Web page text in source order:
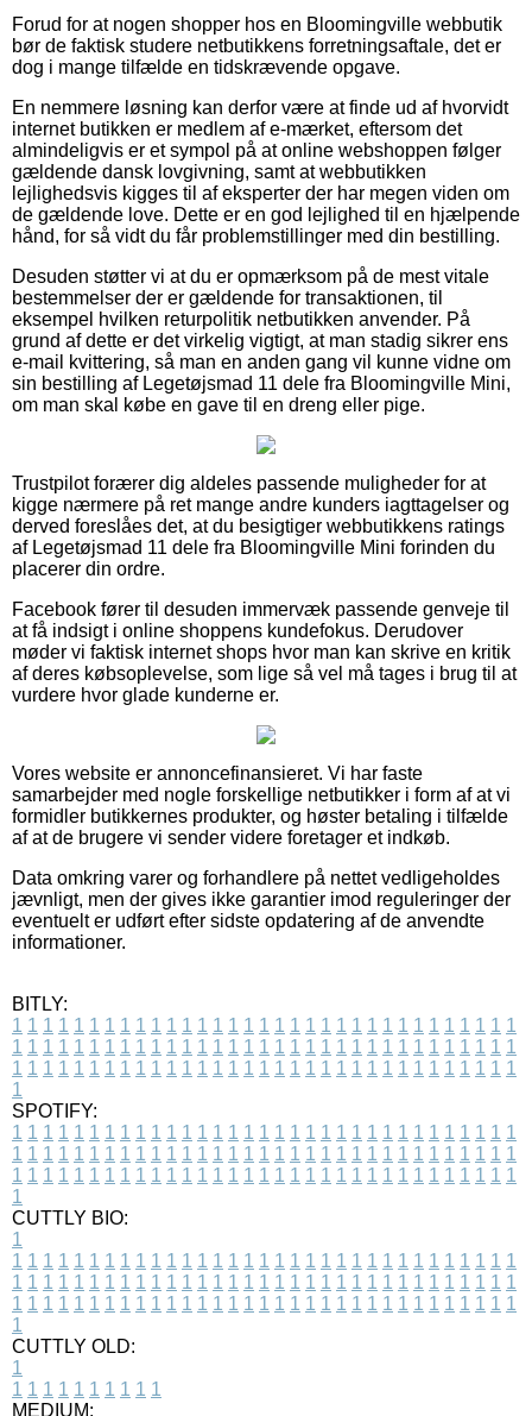
Forud for at nogen shopper hos en Bloomingville webbutik
bør de faktisk studere netbutikkens forretningsaftale, det er
dog i mange tilfælde en tidskrævende opgave.
En nemmere løsning kan derfor være at finde ud af hvorvidt
internet butikken er medlem af e-mærket, eftersom det
almindeligvis er et sympol på at online webshoppen følger
gældende dansk lovgivning, samt at webbutikken
lejlighedsvis kigges til af eksperter der har megen viden om
de gældende love. Dette er en god lejlighed til en hjælpende
hånd, for så vidt du får problemstillinger med din bestilling.
Desuden støtter vi at du er opmærksom på de mest vitale
bestemmelser der er gældende for transaktionen, til
eksempel hvilken returpolitik netbutikken anvender. På
grund af dette er det virkelig vigtigt, at man stadig sikrer ens
e-mail kvittering, så man en anden gang vil kunne vidne om
sin bestilling af Legetøjsmad 11 dele fra Bloomingville Mini,
om man skal købe en gave til en dreng eller pige.
Trustpilot forærer dig aldeles passende muligheder for at
kigge nærmere på ret mange andre kunders iagttagelser og
derved foreslåes det, at du besigtiger webbutikkens ratings
af Legetøjsmad 11 dele fra Bloomingville Mini forinden du
placerer din ordre.
Facebook fører til desuden immervæk passende genveje til
at få indsigt i online shoppens kundefokus. Derudover
møder vi faktisk internet shops hvor man kan skrive en kritik
af deres købsoplevelse, som lige så vel må tages i brug til at
vurdere hvor glade kunderne er.
Vores website er annoncefinansieret. Vi har faste
samarbejder med nogle forskellige netbutikker i form af at vi
formidler butikkernes produkter, og høster betaling i tilfælde
af at de brugere vi sender videre foretager et indkøb.
Data omkring varer og forhandlere på nettet vedligeholdes
jævnligt, men der gives ikke garantier imod reguleringer der
eventuelt er udført efter sidste opdatering af de anvendte
informationer.
BITLY:
1 1 1 1 1 1 1 1 1 1 1 1 1 1 1 1 1 1 1 1 1 1 1 1 1 1 1 1 1 1 1 1 1
1 1 1 1 1 1 1 1 1 1 1 1 1 1 1 1 1 1 1 1 1 1 1 1 1 1 1 1 1 1 1 1 1
1 1 1 1 1 1 1 1 1 1 1 1 1 1 1 1 1 1 1 1 1 1 1 1 1 1 1 1 1 1 1 1 1
1
SPOTIFY:
1 1 1 1 1 1 1 1 1 1 1 1 1 1 1 1 1 1 1 1 1 1 1 1 1 1 1 1 1 1 1 1 1
1 1 1 1 1 1 1 1 1 1 1 1 1 1 1 1 1 1 1 1 1 1 1 1 1 1 1 1 1 1 1 1 1
1 1 1 1 1 1 1 1 1 1 1 1 1 1 1 1 1 1 1 1 1 1 1 1 1 1 1 1 1 1 1 1 1
1
CUTTLY BIO:
1
1 1 1 1 1 1 1 1 1 1 1 1 1 1 1 1 1 1 1 1 1 1 1 1 1 1 1 1 1 1 1 1 1
1 1 1 1 1 1 1 1 1 1 1 1 1 1 1 1 1 1 1 1 1 1 1 1 1 1 1 1 1 1 1 1 1
1 1 1 1 1 1 1 1 1 1 1 1 1 1 1 1 1 1 1 1 1 1 1 1 1 1 1 1 1 1 1 1 1
1
CUTTLY OLD:
1
1 1 1 1 1 1 1 1 1 1
MEDIUM: